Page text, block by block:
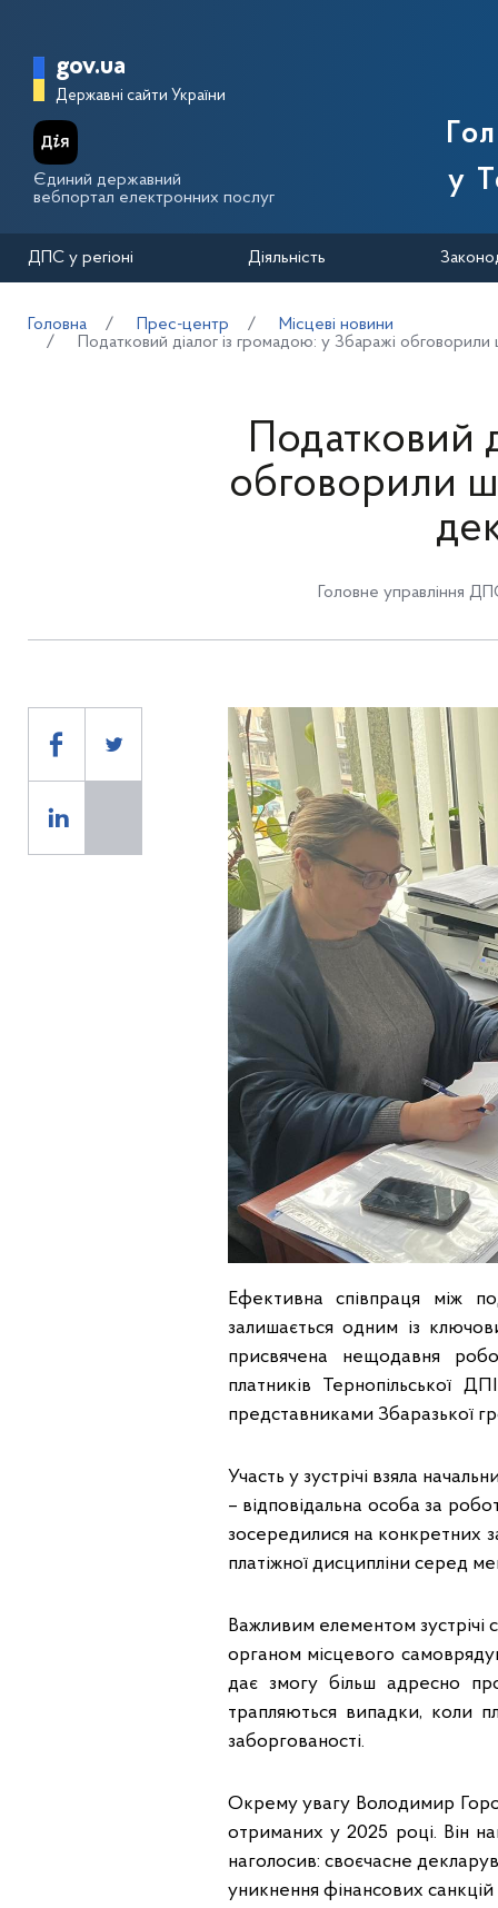
Головна сторінка Державної
gov.ua
Державні сайти України
Єдиний державний
вебпортал електронних послуг
у
ДПС у регіоні Діяльність
Головна Прес-центр
Місцеві новини
Податковий діалог із громадою: у Збаражі
Податковий
обговорили
Головне управління
Ефективна співпраця між
залишається одним із
присвячена нещодавня
платників Тернопільської
представниками Збаразької
Участь у зустрічі взяла
– відповідальна особа за
зосередилися на конкретних
платіжної дисципліни серед
Важливим елементом
органом місцевого
дає змогу більш адресно
трапляються випадки, коли
заборгованості.
Окрему увагу Володимир
отриманих у 2025 році. Він
наголосив: своєчасне
уникнення фінансових